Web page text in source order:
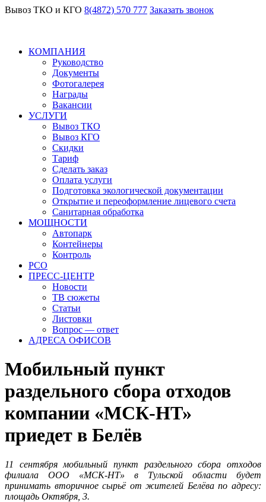
Вывоз ТКО и КГО 8(4872) 570 777 Заказать звонок
КОМПАНИЯ
Руководство
Документы
Фотогалерея
Награды
Вакансии
УСЛУГИ
Вывоз ТКО
Вывоз КГО
Скидки
Тариф
Сделать заказ
Оплата услуги
Подготовка экологической документации
Открытие и переоформление лицевого счета
Санитарная обработка
МОЩНОСТИ
Автопарк
Контейнеры
Контроль
РСО
ПРЕСС-ЦЕНТР
Новости
ТВ сюжеты
Статьи
Листовки
Вопрос — ответ
АДРЕСА ОФИСОВ
Мобильный пункт
раздельного сбора отходов
компании «МСК-НТ»
приедет в Белёв
11 сентября мобильный пункт раздельного сбора отходов
филиала ООО «МСК-НТ» в Тульской области будет
принимать вторичное сырьё от жителей Белёва по адресу:
площадь Октября, 3.